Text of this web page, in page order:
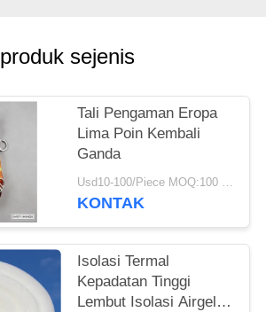
produk sejenis
Tali Pengaman Eropa
Lima Poin Kembali
Ganda
Usd10-100/Piece MOQ:100 buah
KONTAK
Isolasi Termal
Kepadatan Tinggi
Lembut Isolasi Airgel